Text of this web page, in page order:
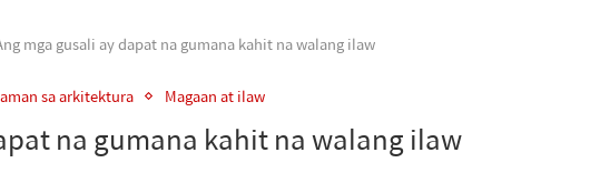
mga gusali ay dapat na gumana kahit na walang ilaw
sa arkitektura Magaan at ilaw
na gumana kahit na walang ilaw